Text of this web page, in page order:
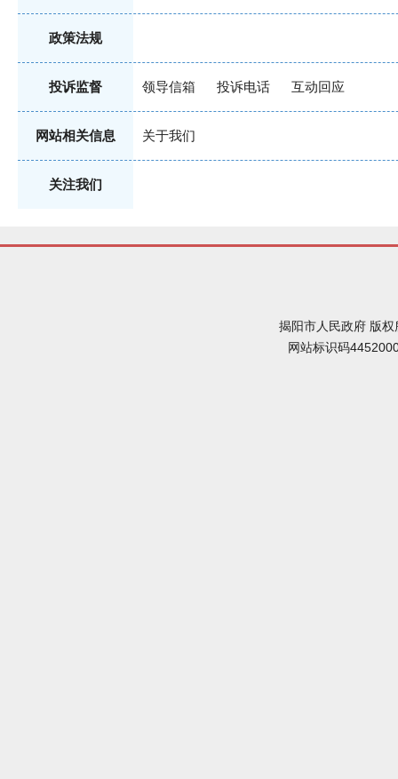
政策法规
投诉监督 领导信箱 投诉电话 互动回应
网站相关信息 关于我们
关注我们
揭阳市人民政府 版
网站标识码